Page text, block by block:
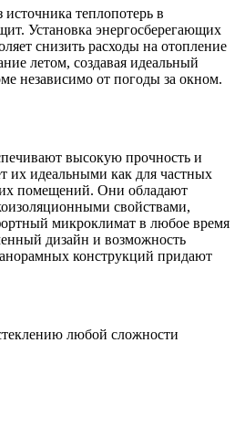
теплопотерь в
Установка энергосберегающих
снизить расходы на отопление
летом, создавая идеальный
независимо от погоды за окном.
высокую прочность и
их идеальными как для частных
помещений. Они обладают
свойствами,
микроклимат в любое время
дизайн и возможность
конструкций придают
любой сложности